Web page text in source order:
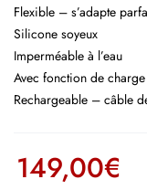
Flexible – s’adapte
Silicone soyeux
Imperméable à l’eau
Avec fonction de
Rechargeable – câble
149,00€